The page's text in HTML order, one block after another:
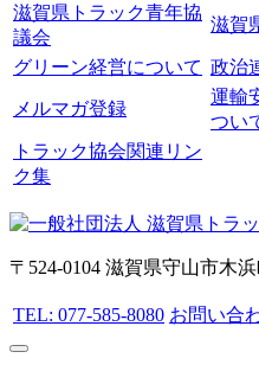
滋賀県トラック青年協
議会
滋賀
グリーン経営について 政治
メルマガ登録
運輸
つい
トラック協会関連リン
ク集
〒524-0104 滋賀県守山市木
TEL: 077-585-8080 お問い合